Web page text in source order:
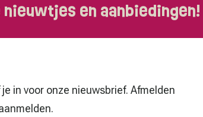
en aanbiedingen!
in voor onze nieuwsbrief. Afmelden